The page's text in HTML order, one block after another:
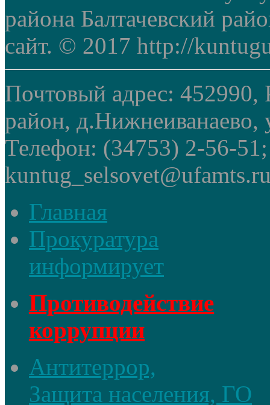
района Балтачевский
сайт. © 2017 http://
Почтовый адрес: 452990,
район, д.Нижнеиванаево,
Телефон: (34753) 2-56-
Главная
Прокуратура
информирует
Противодействие
коррупции
Антитеррор,
Защита населения, ГО